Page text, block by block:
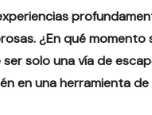
¿En qué momento
solo una vía de
en una herramienta de